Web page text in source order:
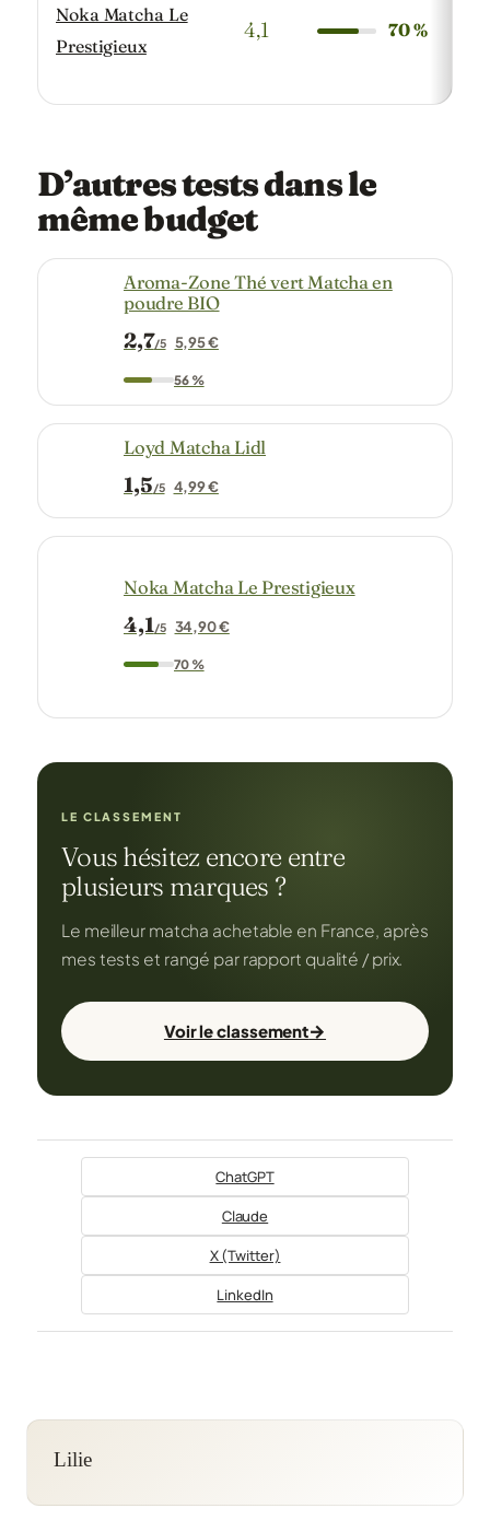
Noka Matcha Le
Prestigieux
4,1 70 %
D’autres tests dans le
même budget
Aroma-Zone Thé vert Matcha en
poudre BIO
2,7/5 5,95 €
56 %
Loyd Matcha Lidl
1,5/5 4,99 €
Noka Matcha Le Prestigieux
4,1/5 34,90 €
70 %
LE CLASSEMENT
Vous hésitez encore entre
plusieurs marques ?
Le meilleur matcha achetable en France, après
mes tests et rangé par rapport qualité / prix.
Voir le classement→
ChatGPT
Claude
X (Twitter)
LinkedIn
Lilie